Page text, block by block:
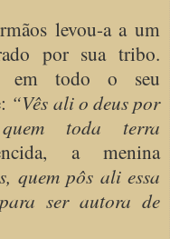
levou-a a um
por sua tribo.
em todo o seu
“Vês ali o deus por
toda terra
a menina
quem pôs ali essa
ser autora de